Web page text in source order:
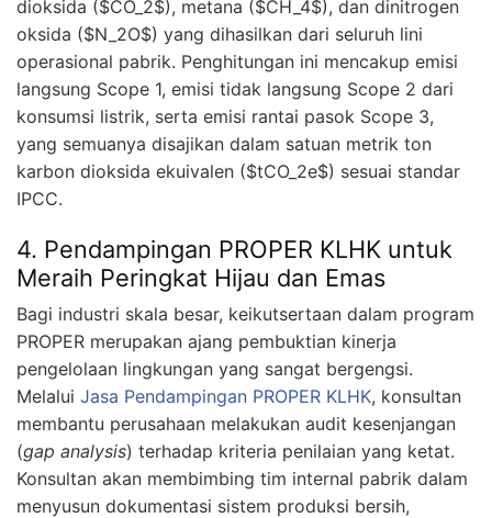
dioksida ($CO_2$), metana ($CH_4$), dan dinitrogen
oksida ($N_2O$) yang dihasilkan dari seluruh lini
operasional pabrik. Penghitungan ini mencakup emisi
langsung Scope 1, emisi tidak langsung Scope 2 dari
konsumsi listrik, serta emisi rantai pasok Scope 3,
yang semuanya disajikan dalam satuan metrik ton
karbon dioksida ekuivalen ($tCO_2e$) sesuai standar
IPCC.
4. Pendampingan PROPER KLHK untuk
Meraih Peringkat Hijau dan Emas
Bagi industri skala besar, keikutsertaan dalam program
PROPER merupakan ajang pembuktian kinerja
pengelolaan lingkungan yang sangat bergengsi.
Melalui Jasa Pendampingan PROPER KLHK, konsultan
membantu perusahaan melakukan audit kesenjangan
(gap analysis) terhadap kriteria penilaian yang ketat.
Konsultan akan membimbing tim internal pabrik dalam
menyusun dokumentasi sistem produksi bersih,